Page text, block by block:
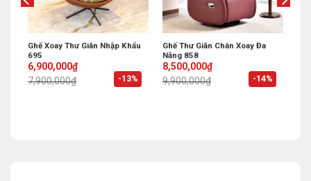
-13%
Ghế Xoay Thư Giãn Nhập Khẩu
695
7,900,000₫
Original
price
was:
6,900,000₫
Current
price
is:
-14%
Ghế Thư Giãn Chân Xoay Đa
Năng 858
9,900,000₫
Original
price
was:
8,500,000₫
Current
price
is: